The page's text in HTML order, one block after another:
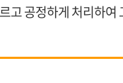
고 공정하게 처리하